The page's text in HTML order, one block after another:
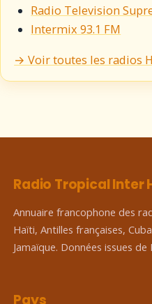
Radio Television
Intermix 93.1 FM
→ Voir toutes les radios
Radio Tropical Inter
Annuaire francophone des
Haïti, Antilles françaises,
Jamaïque. Données issues